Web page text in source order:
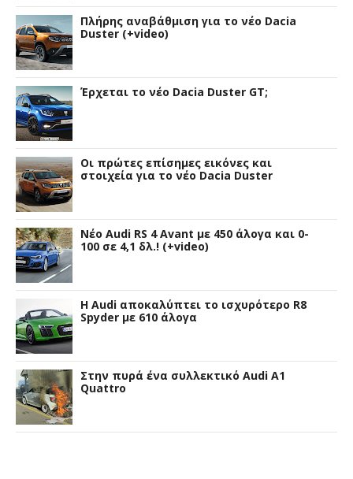
Πλήρης αναβάθμιση για το νέο Dacia
Duster (+video)
Έρχεται το νέο Dacia Duster GT;
Οι πρώτες επίσημες εικόνες και
στοιχεία για το νέο Dacia Duster
Νέο Audi RS 4 Avant με 450 άλογα και 0-
100 σε 4,1 δλ.! (+video)
Η Audi αποκαλύπτει το ισχυρότερο R8
Spyder με 610 άλογα
Στην πυρά ένα συλλεκτικό Audi A1
Quattro